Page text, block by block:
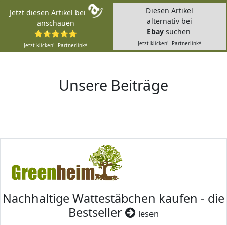
Jetzt diesen Artikel bei
anschauen
⭐⭐⭐⭐⭐
Jetzt klicken!- Partnerlink*
Diesen Artikel
alternativ bei
Ebay suchen
Jetzt klicken!- Partnerlink*
Unsere Beiträge
Nachhaltige Wattestäbchen kaufen - die
Bestseller
lesen